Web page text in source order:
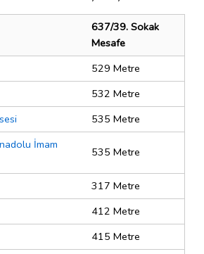
637/39. Sokak
Mesafe
529 Metre
532 Metre
535 Metre
İmam
535 Metre
317 Metre
412 Metre
415 Metre